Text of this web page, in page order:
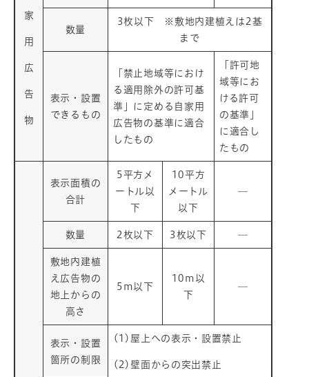
家
用
広
告
物
数量
3枚以下 ※敷地内建植えは2基
まで
表示・設置
できるもの
「禁止地域等におけ
る適用除外の許可基
準」に定める自家用
広告物の基準に適合
したもの
「許可地
域等にお
ける許可
の基準」
に適合し
たもの
表示面積の
合計
5平方メ
ートル以
下
10平方
メートル
以下
─
数量 2枚以下 3枚以下 ─
敷地内建植
え広告物の
地上からの
高さ
5m以下
10m以
下
─
表示・設置
箇所の制限
(1)屋上への表示・設置禁止
(2)壁面からの突出禁止